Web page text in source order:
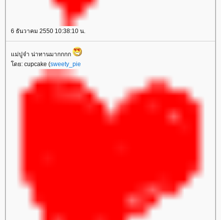
6 ธันวาคม 2550 10:38:10 น.
ม่ปูจ๋า น่าทานมากกกก
ดย: cupcake (sweety_pie